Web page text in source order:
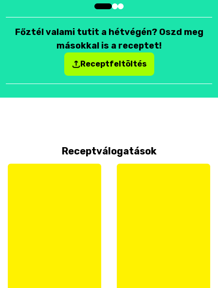
Főztél valami tutit a hétvégén? Oszd meg
másokkal is a receptet!
Receptfeltöltés
Receptválogatások